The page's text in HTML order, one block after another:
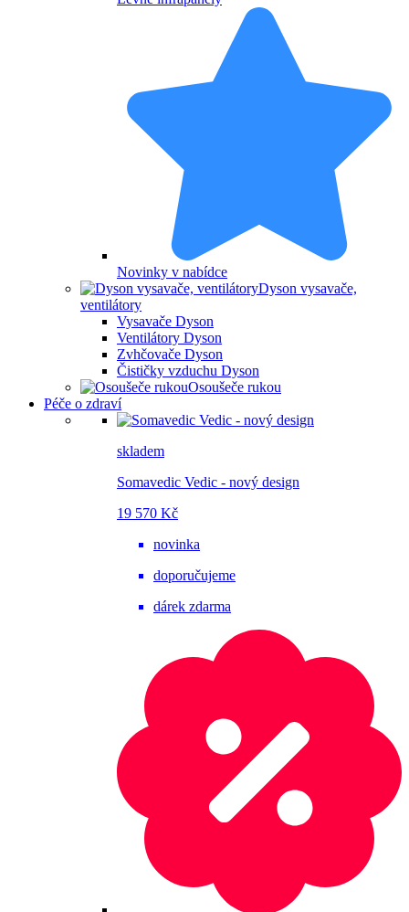
Novinky v nabídce
Dyson vysavače,
ventilátory
Vysavače Dyson
Ventilátory Dyson
Zvhčovače Dyson
Čističky vzduchu Dyson
Osoušeče rukou
Péče o zdraví
skladem
Somavedic Vedic - nový design
19 570 Kč
novinka
doporučujeme
dárek zdarma